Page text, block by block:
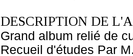
DESCRIPTION DE
Grand album relié de
Recueil d'études Par